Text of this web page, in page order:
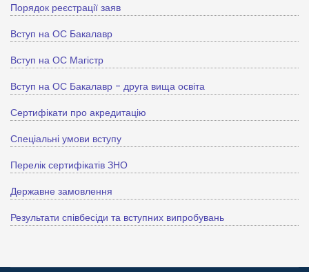
Порядок реєстрації заяв
Вступ на ОС Бакалавр
Вступ на ОС Магістр
Вступ на ОС Бакалавр - друга вища освіта
Сертифікати про акредитацію
Спеціальні умови вступу
Перелік сертифікатів ЗНО
Державне замовлення
Результати співбесіди та вступних випробувань